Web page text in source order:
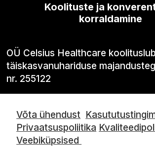
Koolituste ja
korraldamine
OÜ Celsius Healthcare
täiskasvanuhariduse
nr. 255122
Võta ühendust
Privaatsuspoliitika
Veebiküpsised